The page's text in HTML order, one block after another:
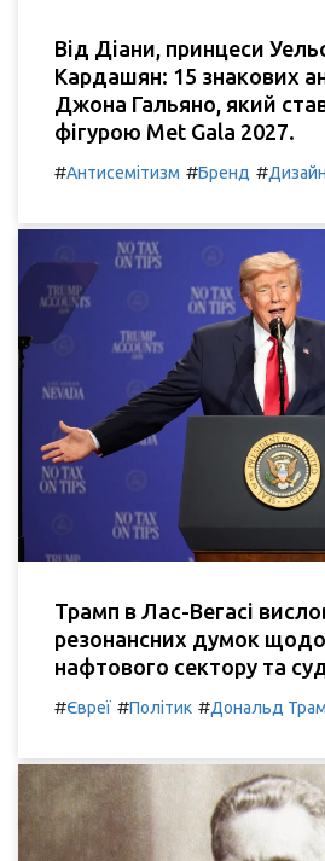
Від Діани, принцеси
Кардашян: 15 знакових
Джона Гальяно, який
фігурою Met Gala 2027.
#Антисемітизм #Бренд #Дизайн
Трамп в Лас-Вегасі
резонансних думок щодо
нафтового сектору та
#Євреї #Політик #Дональд